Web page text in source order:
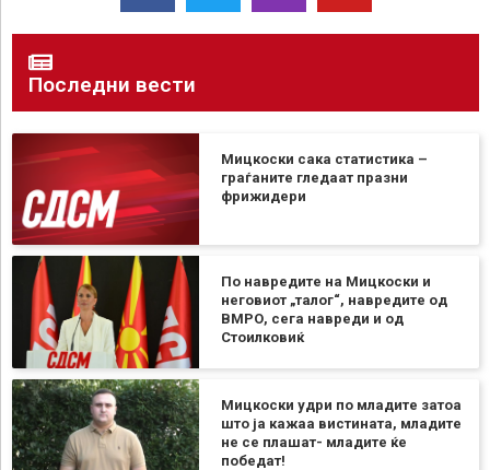
Последни вести
Мицкоски сака статистика –
граѓаните гледаат празни
фрижидери
По навредите на Мицкоски и
неговиот „талог“, навредите од
ВМРО, сега навреди и од
Стоилковиќ
Мицкоски удри по младите затоа
што ја кажаа вистината, младите
не се плашат- младите ќе
победат!